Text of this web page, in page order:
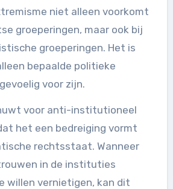
niet alleen voorkomt
groeperingen, maar ook bij
groeperingen. Het is
bepaalde politieke
voor zijn.
voor anti-institutioneel
het een bedreiging vormt
rechtsstaat. Wanneer
in de instituties
willen vernietigen, kan dit